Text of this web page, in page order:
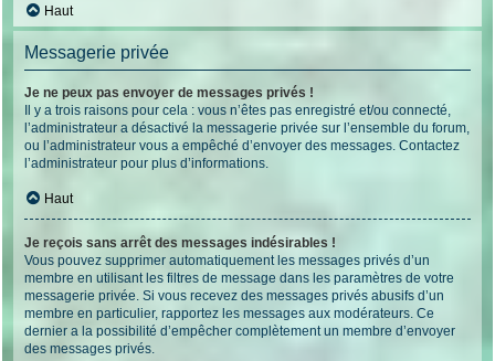
Haut
Messagerie privée
Je ne peux pas envoyer de messages privés !
Il y a trois raisons pour cela : vous n’êtes pas enregistré et/ou connecté,
l’administrateur a désactivé la messagerie privée sur l’ensemble du forum,
ou l’administrateur vous a empêché d’envoyer des messages. Contactez
l’administrateur pour plus d’informations.
Haut
Je reçois sans arrêt des messages indésirables !
Vous pouvez supprimer automatiquement les messages privés d’un
membre en utilisant les filtres de message dans les paramètres de votre
messagerie privée. Si vous recevez des messages privés abusifs d’un
membre en particulier, rapportez les messages aux modérateurs. Ce
dernier a la possibilité d’empêcher complètement un membre d’envoyer
des messages privés.